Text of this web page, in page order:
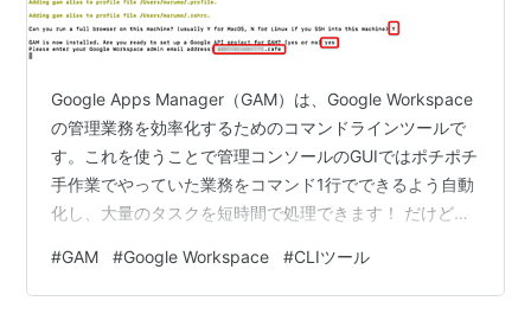
Google Apps Manager（GAM）は、Google Workspace
の管理業務を効率化するためのコマンドラインツールで
す。これを使うことで管理コンソールのGUIではポチポチ
手作業でやっていた業務をコマンド1行でできるよう自動
化し、大量のタスクを短時間で処理できます！ だけど難
管理者権限を持たせるんですから簡単すぎても困るんで
すが、だからといって手作業は…。ということでこの記
#GAM #Google Workspace #CLIツール